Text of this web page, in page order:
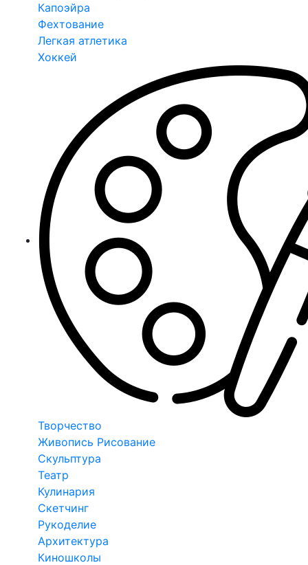
Капоэйра
Фехтование
Легкая атлетика
Хоккей
Творчество
Живопись Рисование
Скульптура
Театр
Кулинария
Скетчинг
Рукоделие
Архитектура
Киношколы